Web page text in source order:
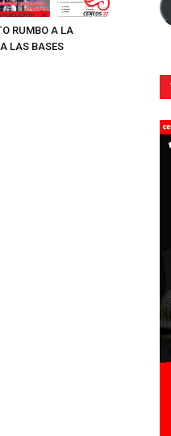
RUMBO A LA
LAS BASES